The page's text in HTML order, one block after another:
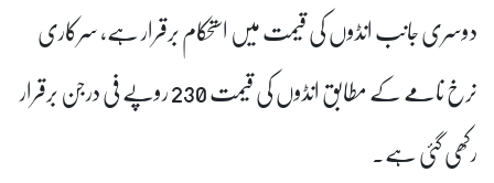
دوسری جانب انڈوں کی قیمت میں استحکام برقرار ہے، سرکاری
نرخ نامے کے مطابق انڈوں کی قیمت 230 روپے فی درجن برقرار
رکھی گئی ہے۔